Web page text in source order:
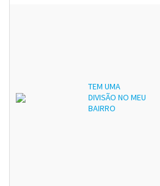
TEM UMA
DIVISÃO NO MEU
BAIRRO